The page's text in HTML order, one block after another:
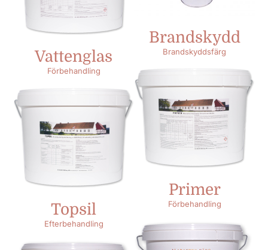
Vattenglas
Förbehandling
Brandskydd
Brandskyddsfärg
Primer
Förbehandling
Topsil
Efterbehandling